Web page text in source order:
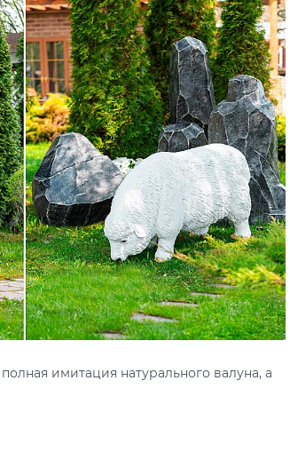
полная имитация натурального валуна, а